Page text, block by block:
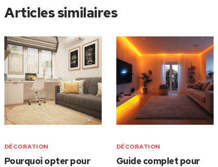
Articles similaires
DÉCORATION
Pourquoi opter pour
DÉCORATION
Guide complet pour